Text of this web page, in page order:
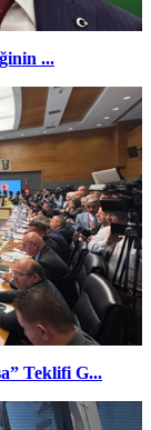
...
Teklifi G...